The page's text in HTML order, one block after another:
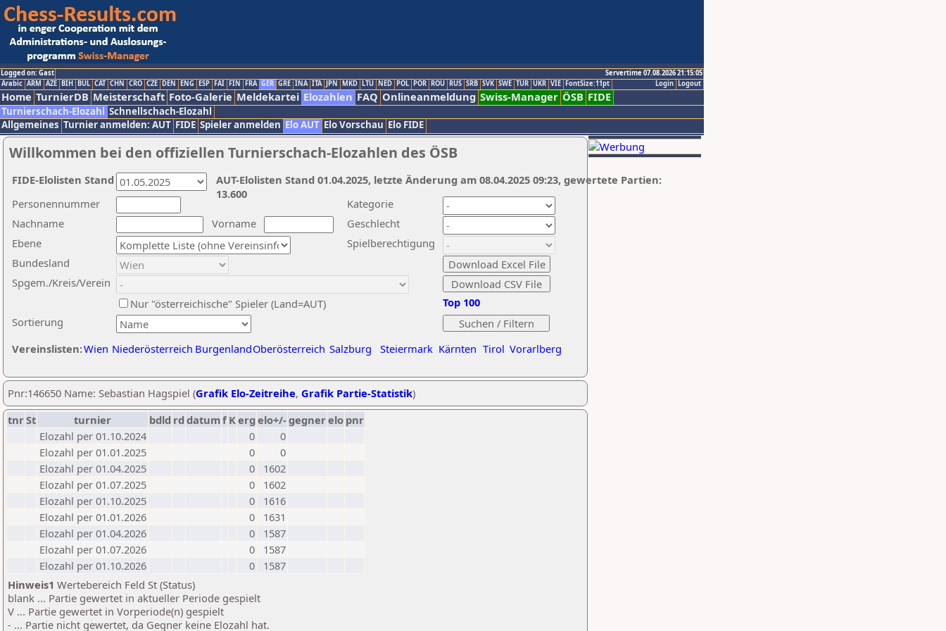
Logged on: Gast
Servertime 07.08.2026 21:15:05
Logout
Login
Arabic ARM AZE BIH BUL CAT CHN CRO CZE DEN ENG ESP FAI FIN FRA GER GRE INA ITA JPN MKD LTU NED POL POR ROU RUS SRB SVK SWE TUR UKR VIE FontSize:11pt
Home TurnierDB Meisterschaft Foto-Galerie Meldekartei Elozahlen FAQ Onlineanmeldung Swiss-Manager ÖSB FIDE
Turnierschach-Elozahl Schnellschach-Elozahl
Allgemeines Turnier anmelden: AUT FIDE Spieler anmelden Elo AUT Elo Vorschau Elo FIDE
Willkommen bei den offiziellen Turnierschach-Elozahlen des ÖSB
Nachname
Vorname
Ebene
Kategorie
Sortierung
Personennummer
Bundesland
Spgem./Kreis/Verein
Geschlecht
Nur "österreichische" Spieler (Land=AUT)
Spielberechtigung
Vereinslisten:Wien Niederösterreich BurgenlandOberösterreich Salzburg Steiermark Kärnten Tirol Vorarlberg
Top 100
AUT-Elolisten Stand 01.04.2025, letzte Änderung am 08.04.2025 09:23, gewertete Partien:
13.600
FIDE-Elolisten Stand
Pnr:146650 Name: Sebastian Hagspiel (Grafik Elo-Zeitreihe, Grafik Partie-Statistik)
tnrSt turnier bdld rd datumf Kerg elo+/-gegnerelo pnr
Elozahl per 01.10.2024
0
0
Elozahl per 01.01.2025
0
0
Elozahl per 01.04.2025
0
1602
Elozahl per 01.07.2025
0
1602
Elozahl per 01.10.2025
0
1616
Elozahl per 01.01.2026
0
1631
Elozahl per 01.04.2026
0
1587
Elozahl per 01.07.2026
0
1587
Elozahl per 01.10.2026
0
1587
Hinweis1 Wertebereich Feld St (Status)
blank ... Partie gewertet in aktueller Periode gespielt
V ... Partie gewertet in Vorperiode(n) gespielt
- ... Partie nicht gewertet, da Gegner keine Elozahl hat.